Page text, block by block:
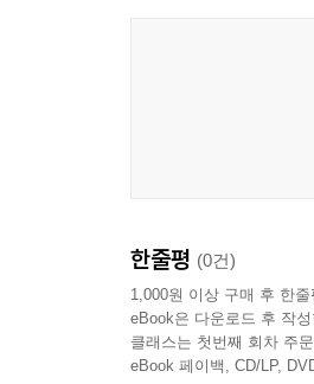
한줄평 (0건)
1,000원 이상 구매 후 한줄
eBook은 다운로드 후 작
클래스는 첫번째 회차 주
eBook 페이백, CD/LP,